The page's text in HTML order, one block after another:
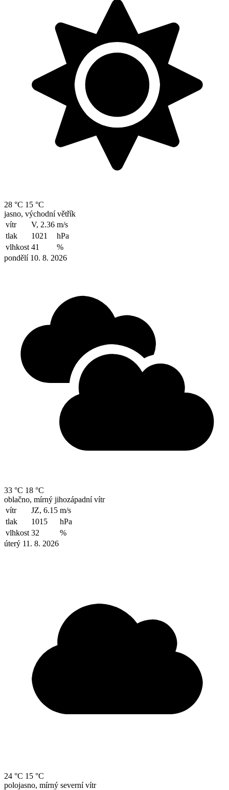
28 °C 15 °C
jasno, východní větřík
vítr
V, 2.36 m/s
tlak
1021
hPa
vlhkost 41
%
pondělí 10. 8. 2026
33 °C 18 °C
oblačno, mírný jihozápadní vítr
vítr
JZ, 6.15 m/s
tlak
1015
hPa
vlhkost 32
%
úterý 11. 8. 2026
24 °C 15 °C
polojasno, mírný severní vítr